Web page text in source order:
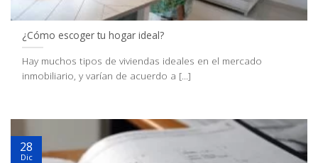
¿Cómo escoger tu hogar ideal?
Hay muchos tipos de viviendas ideales en el mercado
inmobiliario, y varían de acuerdo a [...]
28
Dic